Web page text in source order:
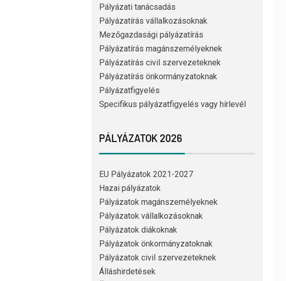
Pályázati tanácsadás
Pályázatírás vállalkozásoknak
Mezőgazdasági pályázatírás
Pályázatírás magánszemélyeknek
Pályázatírás civil szervezeteknek
Pályázatírás önkormányzatoknak
Pályázatfigyelés
Specifikus pályázatfigyelés vagy hírlevél
PÁLYÁZATOK 2026
EU Pályázatok 2021-2027
Hazai pályázatok
Pályázatok magánszemélyeknek
Pályázatok vállalkozásoknak
Pályázatok diákoknak
Pályázatok önkormányzatoknak
Pályázatok civil szervezeteknek
Álláshirdetések